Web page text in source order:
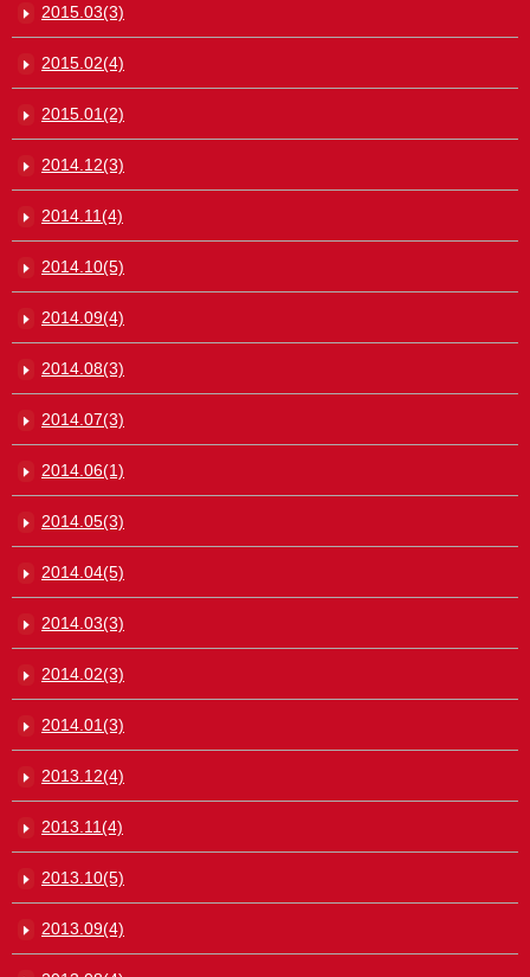
2015.03(3)
2015.02(4)
2015.01(2)
2014.12(3)
2014.11(4)
2014.10(5)
2014.09(4)
2014.08(3)
2014.07(3)
2014.06(1)
2014.05(3)
2014.04(5)
2014.03(3)
2014.02(3)
2014.01(3)
2013.12(4)
2013.11(4)
2013.10(5)
2013.09(4)